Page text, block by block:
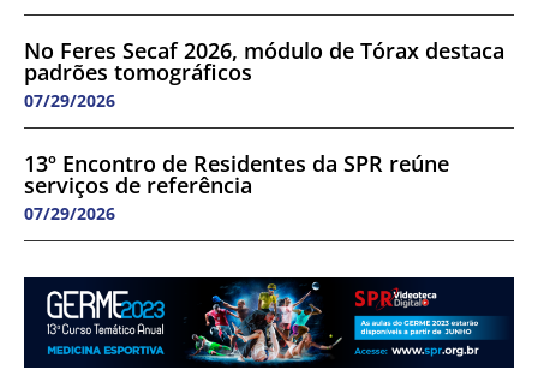
No Feres Secaf 2026, módulo de Tórax destaca
padrões tomográficos
07/29/2026
13º Encontro de Residentes da SPR reúne
serviços de referência
07/29/2026